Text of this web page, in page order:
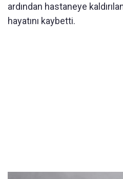
ardından hastaneye
hayatını kaybetti.